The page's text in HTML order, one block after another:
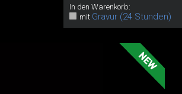
In den Warenkorb:
mit Gravur (24 Stunden)